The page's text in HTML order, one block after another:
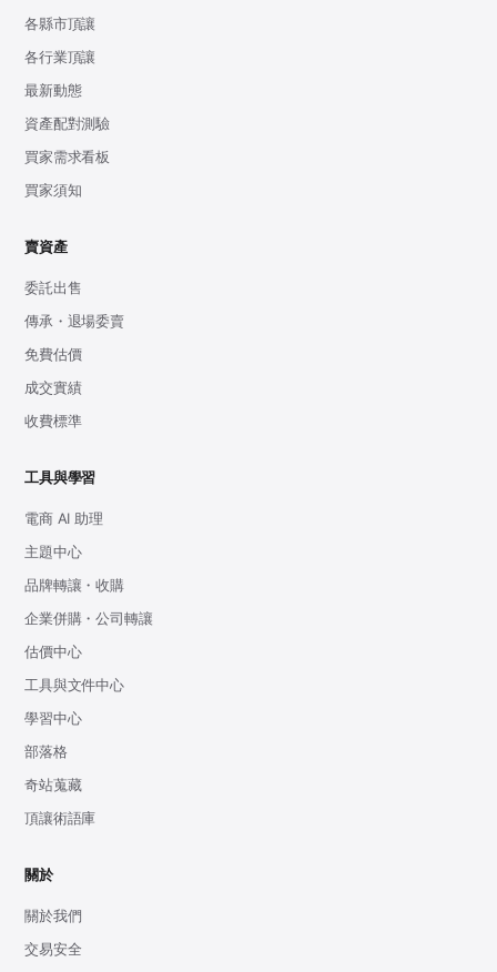
各縣市頂讓
各行業頂讓
最新動態
資產配對測驗
買家需求看板
買家須知
賣資產
委託出售
傳承・退場委賣
免費估價
成交實績
收費標準
工具與學習
電商 AI 助理
主題中心
品牌轉讓・收購
企業併購・公司轉讓
估價中心
工具與文件中心
學習中心
部落格
奇站蒐藏
頂讓術語庫
關於
關於我們
交易安全